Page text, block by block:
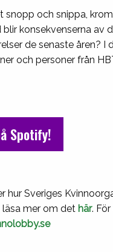
snopp och snippa,
blir konsekvenserna av
de senaste åren? I
och personer från
Spotify!
hur Sveriges
mer om det här.